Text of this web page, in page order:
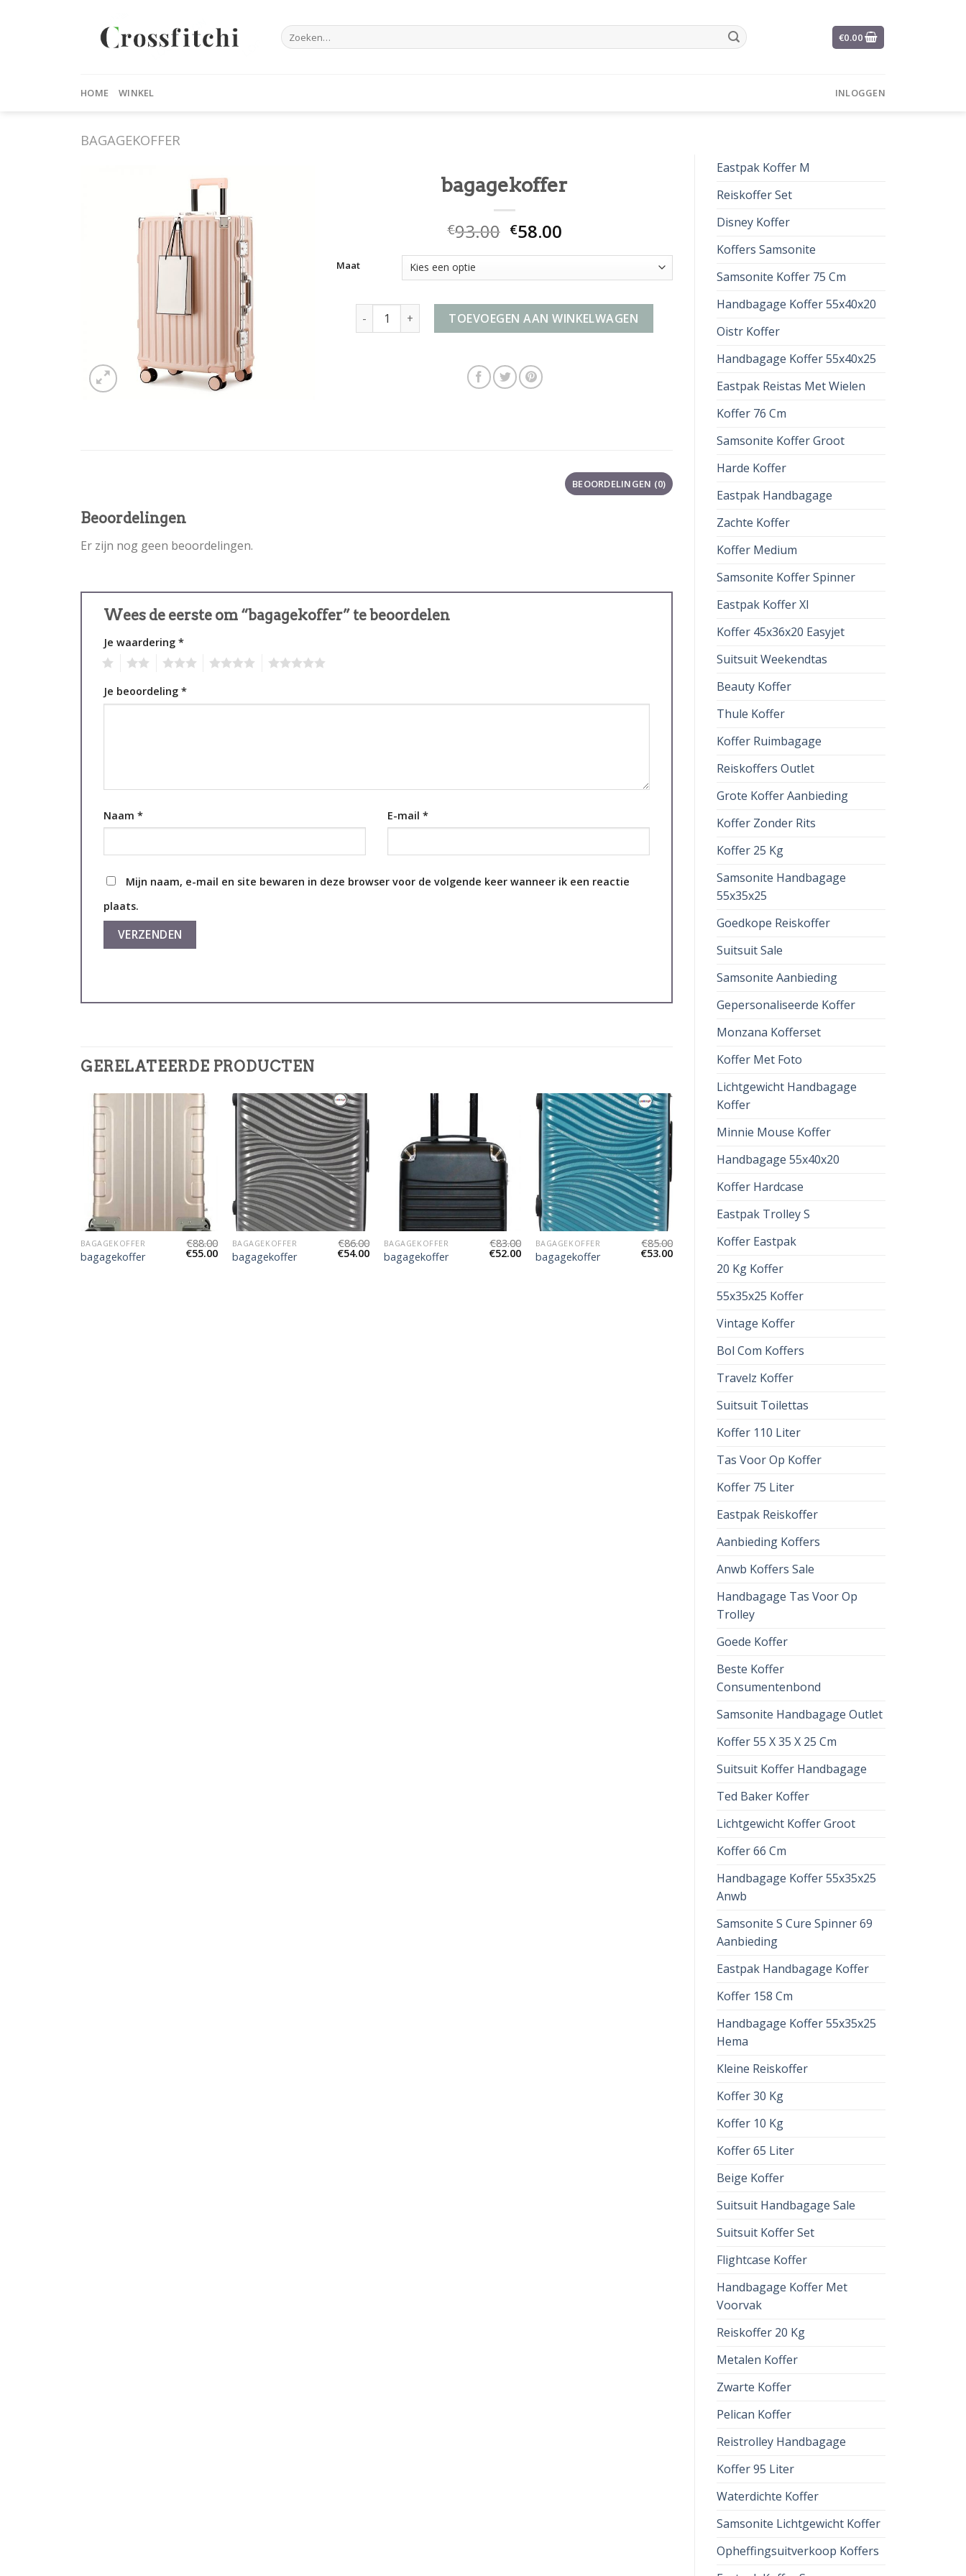
Zoeken
naar:
€0.00
HOME WINKEL INLOGGEN
BAGAGEKOFFER
Eastpak Koffer M
Reiskoffer Set
Disney Koffer
Koffers Samsonite
Samsonite Koffer 75 Cm
Handbagage Koffer 55x40x20
Oistr Koffer
Handbagage Koffer 55x40x25
Eastpak Reistas Met Wielen
Koffer 76 Cm
Samsonite Koffer Groot
Harde Koffer
Eastpak Handbagage
Zachte Koffer
Koffer Medium
Samsonite Koffer Spinner
Eastpak Koffer Xl
Koffer 45x36x20 Easyjet
Suitsuit Weekendtas
Beauty Koffer
Thule Koffer
Koffer Ruimbagage
Reiskoffers Outlet
Grote Koffer Aanbieding
Koffer Zonder Rits
Koffer 25 Kg
Samsonite Handbagage
55x35x25
Goedkope Reiskoffer
Suitsuit Sale
Samsonite Aanbieding
Gepersonaliseerde Koffer
Monzana Kofferset
Koffer Met Foto
Lichtgewicht Handbagage
Koffer
Minnie Mouse Koffer
Handbagage 55x40x20
Koffer Hardcase
Eastpak Trolley S
Koffer Eastpak
20 Kg Koffer
55x35x25 Koffer
Vintage Koffer
Bol Com Koffers
Travelz Koffer
Suitsuit Toilettas
Koffer 110 Liter
Tas Voor Op Koffer
Koffer 75 Liter
Eastpak Reiskoffer
Aanbieding Koffers
Anwb Koffers Sale
Handbagage Tas Voor Op
Trolley
Goede Koffer
Beste Koffer
Consumentenbond
Samsonite Handbagage Outlet
Koffer 55 X 35 X 25 Cm
Suitsuit Koffer Handbagage
Ted Baker Koffer
Lichtgewicht Koffer Groot
Koffer 66 Cm
Handbagage Koffer 55x35x25
Anwb
Samsonite S Cure Spinner 69
Aanbieding
Eastpak Handbagage Koffer
Koffer 158 Cm
Handbagage Koffer 55x35x25
Hema
Kleine Reiskoffer
Koffer 30 Kg
Koffer 10 Kg
Koffer 65 Liter
Beige Koffer
Suitsuit Handbagage Sale
Suitsuit Koffer Set
Flightcase Koffer
Handbagage Koffer Met
Voorvak
Reiskoffer 20 Kg
Metalen Koffer
Zwarte Koffer
Pelican Koffer
Reistrolley Handbagage
Koffer 95 Liter
Waterdichte Koffer
Samsonite Lichtgewicht Koffer
Opheffingsuitverkoop Koffers
bagagekoffer
€93.00 €58.00
Maat
bagagekoffer aantalTOEVOEGEN AAN WINKELWAGEN
BEOORDELINGEN (0)
Beoordelingen
Er zijn nog geen beoordelingen.
Wees de eerste om “bagagekoffer” te beoordelen
Je waardering *
Je beoordeling *
Naam * E-mail *
Mijn naam, e-mail en site bewaren in deze browser voor de volgende keer wanneer ik een reactie
plaats.
GERELATEERDE PRODUCTEN
BAGAGEKOFFER
bagagekoffer
€88.00
€55.00
BAGAGEKOFFER
bagagekoffer
€86.00
€54.00
BAGAGEKOFFER
bagagekoffer
€83.00
€52.00
BAGAGEKOFFER
bagagekoffer
€85.00
€53.00